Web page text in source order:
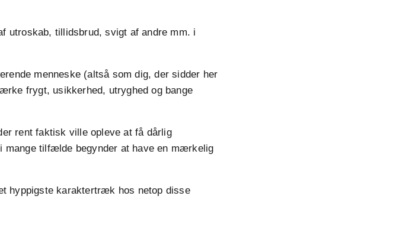
utroskab, tillidsbrud, svigt af andre mm. i
menneske (altså som dig, der sidder her
frygt, usikkerhed, utryghed og bange
rent faktisk ville opleve at få dårlig
mange tilfælde begynder at have en mærkelig
hyppigste karaktertræk hos netop disse